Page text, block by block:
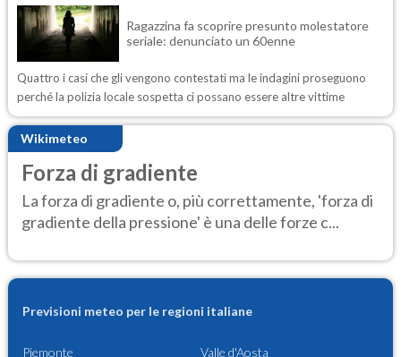
Ragazzina fa scoprire presunto molestatore
seriale: denunciato un 60enne
Quattro i casi che gli vengono contestati ma le indagini proseguono
perché la polizia locale sospetta ci possano essere altre vittime
Wikimeteo
Forza di gradiente
La forza di gradiente o, più correttamente, 'forza di
gradiente della pressione' è una delle forze c...
Previsioni meteo per le regioni italiane
Piemonte Valle d'Aosta